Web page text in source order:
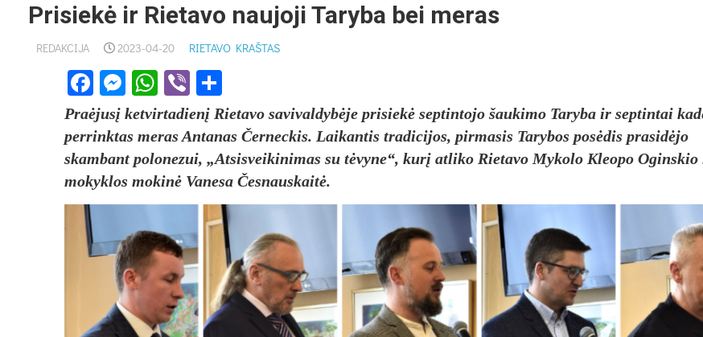
Prisiekė ir Rietavo naujoji Taryba bei meras
REDAKCIJA 2023-04-20 RIETAVO KRAŠTAS
Facebook
Messenger
WhatsApp
Viber
Praėjusį ketvirtadienį Rietavo savivaldybėje prisiekė septintojo šaukimo Taryba ir septintai
perrinktas meras Antanas Černeckis. Laikantis tradicijos, pirmasis Tarybos posėdis prasidėjo
skambant polonezui, „Atsisveikinimas su tėvyne“, kurį atliko Rietavo Mykolo Kleopo Oginskio
mokyklos mokinė Vanesa Česnauskaitė.